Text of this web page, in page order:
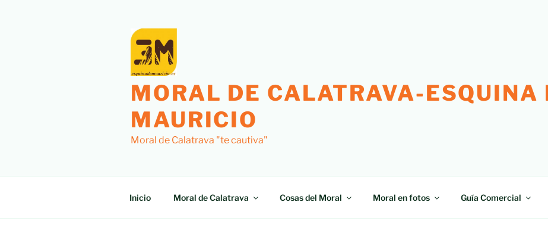
MORAL DE CALATRAVA-ESQUINA
MAURICIO
Moral de Calatrava "te cautiva"
Inicio Moral de Calatrava Cosas del Moral Moral en fotos Guía Comercial